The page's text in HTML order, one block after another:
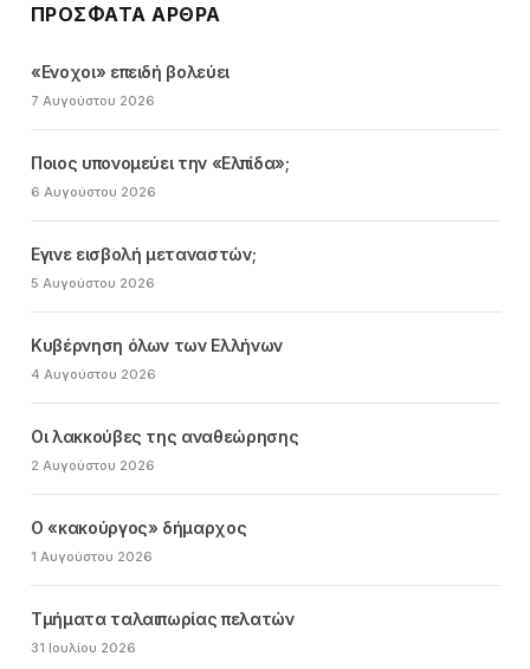
ΠΡΌΣΦΑΤΑ ΆΡΘΡΑ
«Ενοχοι» επειδή βολεύει
7 Αυγούστου 2026
Ποιος υπονομεύει την «Ελπίδα»;
6 Αυγούστου 2026
Εγινε εισβολή μεταναστών;
5 Αυγούστου 2026
Κυβέρνηση όλων των Ελλήνων
4 Αυγούστου 2026
Οι λακκούβες της αναθεώρησης
2 Αυγούστου 2026
Ο «κακούργος» δήμαρχος
1 Αυγούστου 2026
Τμήματα ταλαιπωρίας πελατών
31 Ιουλίου 2026